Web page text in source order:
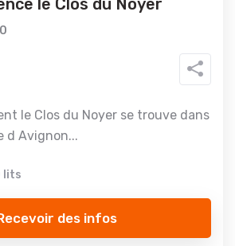
le Clos du Noyer
le Clos du Noyer se trouve dans
d Avignon...
lits
des infos